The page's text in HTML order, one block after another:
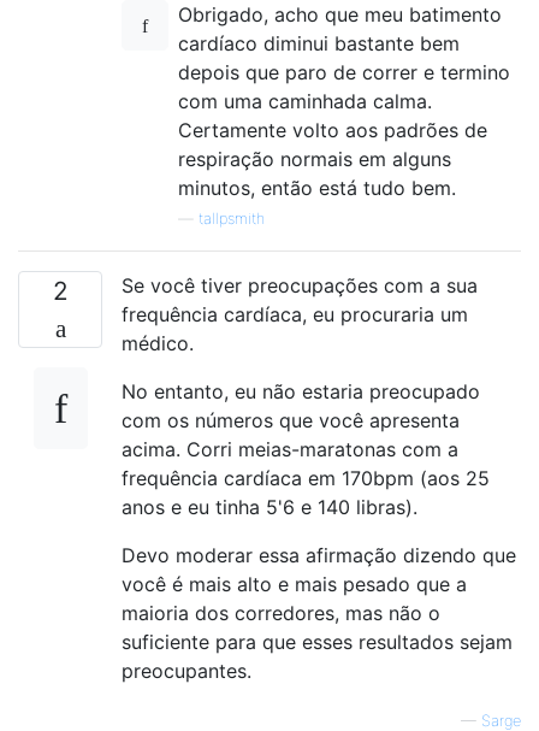
Obrigado, acho que meu batimento
cardíaco diminui bastante bem
depois que paro de correr e termino
com uma caminhada calma.
Certamente volto aos padrões de
respiração normais em alguns
minutos, então está tudo bem.
tallpsmith
2
Se você tiver preocupações com a sua
frequência cardíaca, eu procuraria um
médico.
No entanto, eu não estaria preocupado
com os números que você apresenta
acima. Corri meias-maratonas com a
frequência cardíaca em 170bpm (aos 25
anos e eu tinha 5'6 e 140 libras).
Devo moderar essa afirmação dizendo que
você é mais alto e mais pesado que a
maioria dos corredores, mas não o
suficiente para que esses resultados sejam
preocupantes.
— Sarge